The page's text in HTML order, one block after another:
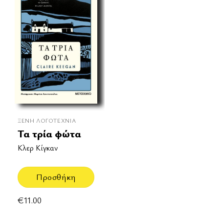
ΞΈΝΗ ΛΟΓΟΤΕΧΝΊΑ
Τα τρία φώτα
Κλερ Κίγκαν
Προσθήκη
€11.00